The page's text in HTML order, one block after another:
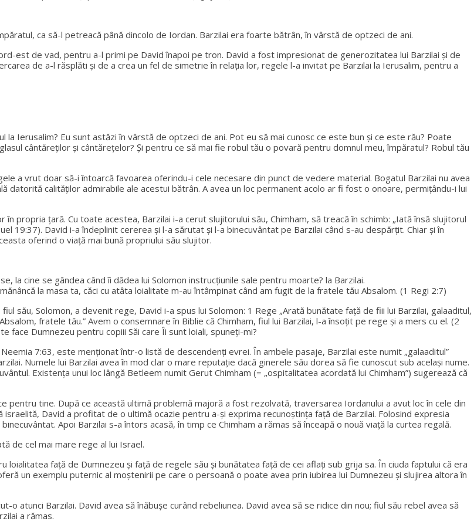
ca să-l petreacă până dincolo de Iordan. Barzilai era foarte bătrân, în vârstă de optzeci de ani.
est de vad, pentru a-l primi pe David înapoi pe tron. David a fost impresionat de generozitatea lui Barzilai și de
de a-l răsplăti și de a crea un fel de simetrie în relația lor, regele l-a invitat pe Barzilai la Ierusalim, pentru a
la Ierusalim? Eu sunt astăzi în vârstă de optzeci de ani. Pot eu să mai cunosc ce este bun și ce este rău? Poate
cântăreților și cântărețelor? Și pentru ce să mai fie robul tău o povară pentru domnul meu, împăratul? Robul tău
a vrut doar să-i întoarcă favoarea oferindu-i cele necesare din punct de vedere material. Bogatul Barzilai nu avea
calităților admirabile ale acestui bătrân. A avea un loc permanent acolo ar fi fost o onoare, permițându-i lui
propria țară. Cu toate acestea, Barzilai i-a cerut slujitorului său, Chimham, să treacă în schimb: „Iată însă slujitorul
19:37). David i-a îndeplinit cererea și l-a sărutat și l-a binecuvântat pe Barzilai când s-au despărțit. Chiar și în
oferind o viață mai bună propriului său slujitor.
la cine se gândea când îi dădea lui Solomon instrucțiunile sale pentru moarte? la Barzilai.
la masa ta, căci cu atâta loialitate m-au întâmpinat când am fugit de la fratele tău Absalom. (1 Regi 2:7)
său, Solomon, a devenit rege, David i-a spus lui Solomon: 1 Rege „Arată bunătate față de fiii lui Barzilai, galaaditul,
fratele tău.” Avem o consemnare în Biblie că Chimham, fiul lui Barzilai, l-a însoțit pe rege și a mers cu el. (2
face Dumnezeu pentru copiii Săi care Îi sunt loiali, spuneți-mi?
7:63, este menționat într-o listă de descendenți evrei. În ambele pasaje, Barzilai este numit „galaaditul”
Numele lui Barzilai avea în mod clar o mare reputație dacă ginerele său dorea să fie cunoscut sub același nume.
Existența unui loc lângă Betleem numit Gerut Chimham (= „ospitalitatea acordată lui Chimham”) sugerează că
pentru tine. După ce această ultimă problemă majoră a fost rezolvată, traversarea Iordanului a avut loc în cele din
David a profitat de o ultimă ocazie pentru a-și exprima recunoștința față de Barzilai. Folosind expresia
Apoi Barzilai s-a întors acasă, în timp ce Chimham a rămas să înceapă o nouă viață la curtea regală.
de cel mai mare rege al lui Israel.
față de Dumnezeu și față de regele său și bunătatea față de cei aflați sub grija sa. În ciuda faptului că era
un exemplu puternic al moștenirii pe care o persoană o poate avea prin iubirea lui Dumnezeu și slujirea altora în
atunci Barzilai. David avea să înăbușe curând rebeliunea. David avea să se ridice din nou; fiul său rebel avea să
a rămas.